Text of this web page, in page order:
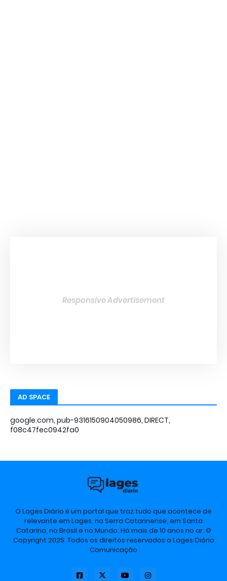
Responsive Advertisement
AD SPACE
google.com, pub-9316150904050986, DIRECT,
f08c47fec0942fa0
O Lages Diário é um portal que traz tudo que acontece de
relevante em Lages, na Serra Catarinense, em Santa
Catarina, no Brasil e no Mundo. Há mais de 10 anos no ar. ©
Copyright 2025. Todos os direitos reservados a Lages Diário
Comunicação